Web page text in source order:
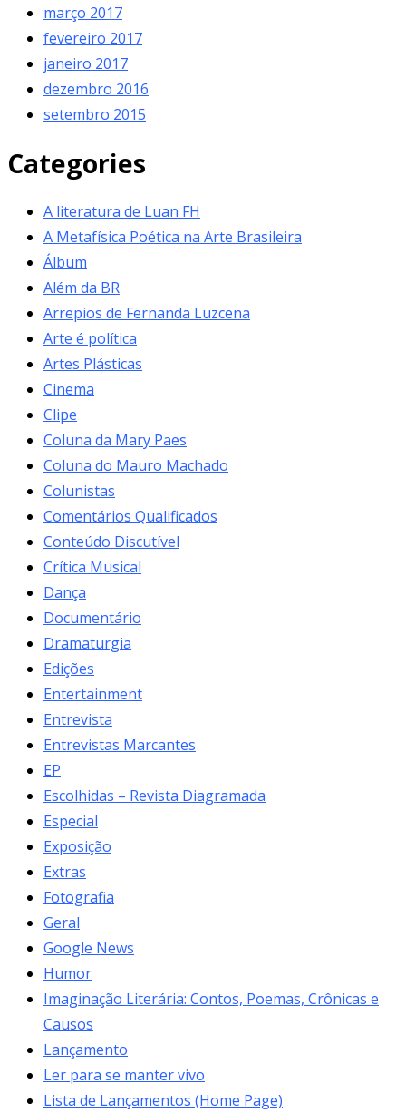
março 2017
fevereiro 2017
janeiro 2017
dezembro 2016
setembro 2015
Categories
A literatura de Luan FH
A Metafísica Poética na Arte Brasileira
Álbum
Além da BR
Arrepios de Fernanda Luzcena
Arte é política
Artes Plásticas
Cinema
Clipe
Coluna da Mary Paes
Coluna do Mauro Machado
Colunistas
Comentários Qualificados
Conteúdo Discutível
Crítica Musical
Dança
Documentário
Dramaturgia
Edições
Entertainment
Entrevista
Entrevistas Marcantes
EP
Escolhidas – Revista Diagramada
Especial
Exposição
Extras
Fotografia
Geral
Google News
Humor
Imaginação Literária: Contos, Poemas, Crônicas e
Causos
Lançamento
Ler para se manter vivo
Lista de Lançamentos (Home Page)